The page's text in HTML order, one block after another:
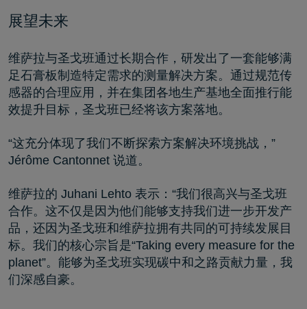
展望未来
维萨拉与圣戈班通过长期合作，研发出了一套能够满
足石膏板制造特定需求的测量解决方案。通过规范传
感器的合理应用，并在集团各地生产基地全面推行能
效提升目标，圣戈班已经将该方案落地。
“这充分体现了我们不断探索方案解决环境挑战，”
Jérôme Cantonnet 说道。
维萨拉的 Juhani Lehto 表示：“我们很高兴与圣戈班
合作。这不仅是因为他们能够支持我们进一步开发产
品，还因为圣戈班和维萨拉拥有共同的可持续发展目
标。我们的核心宗旨是“Taking every measure for the
planet”。能够为圣戈班实现碳中和之路贡献力量，我
们深感自豪。